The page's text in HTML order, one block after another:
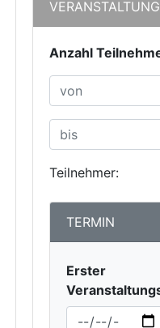
Anzahl
Teilnehmer:
TERMIN
Erster